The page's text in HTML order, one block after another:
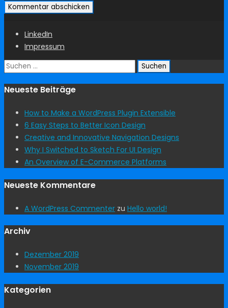
LinkedIn
Impressum
Suchen
Neueste Beiträge
How to Make a WordPress Plugin Extensible
6 Easy Steps to Better Icon Design
Creative and Innovative Navigation Designs
Why I Switched to Sketch For UI Design
An Overview of E-Commerce Platforms
Neueste Kommentare
A WordPress Commenter zu Hello world!
Archiv
Dezember 2019
November 2019
Kategorien